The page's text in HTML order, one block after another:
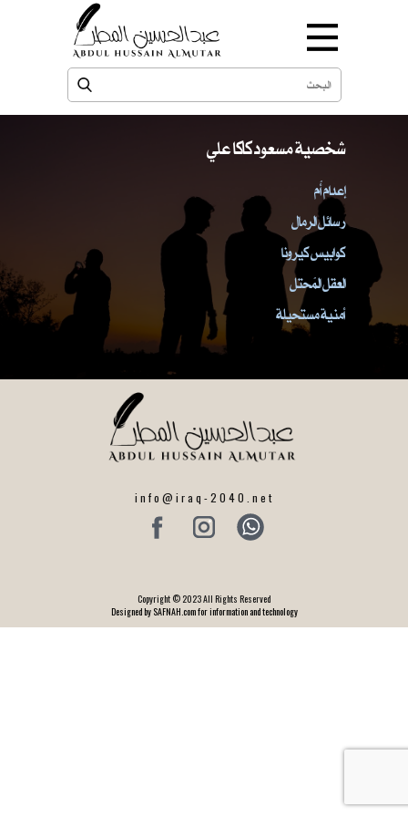
شخصية مسعود كاكا علي
إعدام أُم
رسائل الرمال
كوابيس كيرونا
العقل المُحتل
أمنية مستحيلة
info@iraq-2040.net
Copyright © 2023 All Rights Reserved
Designed by SAFNAH.com for information and technology